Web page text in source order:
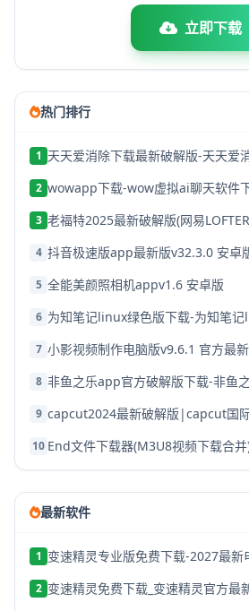
立即下载
热门排行
1 天天爱消除下载最新破解版-天天爱
2 wowapp下载-wow虚拟ai聊天软件
3
4 抖音极速版app最新版v32.3.0 安卓
5 全能美颜照相机appv1.6 安卓版
6
7 小影视频制作电脑版v9.6.1 官方最
8
9
10 End文件下载器(M3U8视频下载合
最新软件
1 变速精灵专业版免费下载-2027最新
2 变速精灵免费下载_变速精灵官方最